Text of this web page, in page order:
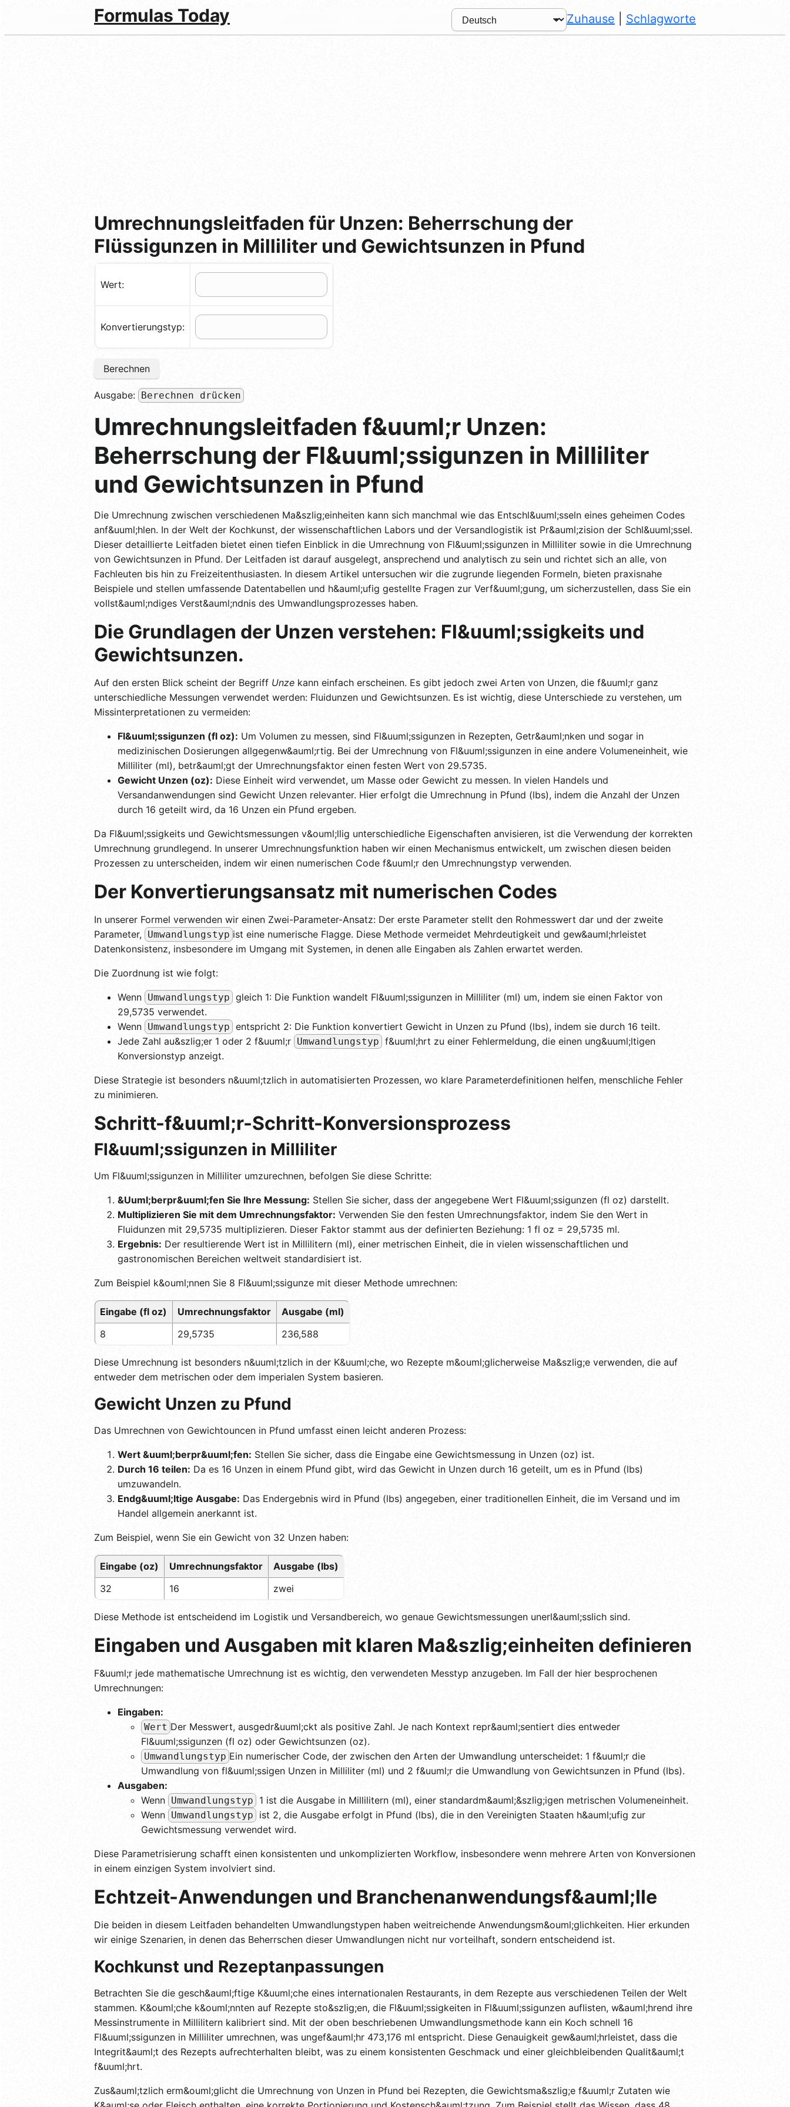
Formulas Today Zuhause Schlagworte
Umrechnungsleitfaden für Unzen: Beherrschung der
Flüssigunzen in Milliliter und Gewichtsunzen in Pfund
Wert:
Konvertierungstyp:
Berechnen
Ausgabe: Berechnen drücken
Umrechnungsleitfaden f&uuml;r Unzen:
Beherrschung der Fl&uuml;ssigunzen in Milliliter
und Gewichtsunzen in Pfund
Die Umrechnung zwischen verschiedenen Ma&szlig;einheiten kann sich manchmal wie das Entschl&uuml;sseln eines geheimen Codes
anf&uuml;hlen. In der Welt der Kochkunst, der wissenschaftlichen Labors und der Versandlogistik ist Pr&auml;zision der Schl&uuml;ssel.
Dieser detaillierte Leitfaden bietet einen tiefen Einblick in die Umrechnung von Fl&uuml;ssigunzen in Milliliter sowie in die Umrechnung
von Gewichtsunzen in Pfund. Der Leitfaden ist darauf ausgelegt, ansprechend und analytisch zu sein und richtet sich an alle, von
Fachleuten bis hin zu Freizeitenthusiasten. In diesem Artikel untersuchen wir die zugrunde liegenden Formeln, bieten praxisnahe
Beispiele und stellen umfassende Datentabellen und h&auml;ufig gestellte Fragen zur Verf&uuml;gung, um sicherzustellen, dass Sie ein
vollst&auml;ndiges Verst&auml;ndnis des Umwandlungsprozesses haben.
Die Grundlagen der Unzen verstehen: Fl&uuml;ssigkeits und
Gewichtsunzen.
Auf den ersten Blick scheint der Begriff Unze kann einfach erscheinen. Es gibt jedoch zwei Arten von Unzen, die f&uuml;r ganz
unterschiedliche Messungen verwendet werden: Fluidunzen und Gewichtsunzen. Es ist wichtig, diese Unterschiede zu verstehen, um
Missinterpretationen zu vermeiden:
Fl&uuml;ssigunzen (fl oz): Um Volumen zu messen, sind Fl&uuml;ssigunzen in Rezepten, Getr&auml;nken und sogar in
medizinischen Dosierungen allgegenw&auml;rtig. Bei der Umrechnung von Fl&uuml;ssigunzen in eine andere Volumeneinheit, wie
Milliliter (ml), betr&auml;gt der Umrechnungsfaktor einen festen Wert von 29.5735.
Gewicht Unzen (oz): Diese Einheit wird verwendet, um Masse oder Gewicht zu messen. In vielen Handels und
Versandanwendungen sind Gewicht Unzen relevanter. Hier erfolgt die Umrechnung in Pfund (lbs), indem die Anzahl der Unzen
durch 16 geteilt wird, da 16 Unzen ein Pfund ergeben.
Da Fl&uuml;ssigkeits und Gewichtsmessungen v&ouml;llig unterschiedliche Eigenschaften anvisieren, ist die Verwendung der korrekten
Umrechnung grundlegend. In unserer Umrechnungsfunktion haben wir einen Mechanismus entwickelt, um zwischen diesen beiden
Prozessen zu unterscheiden, indem wir einen numerischen Code f&uuml;r den Umrechnungstyp verwenden.
Der Konvertierungsansatz mit numerischen Codes
In unserer Formel verwenden wir einen Zwei-Parameter-Ansatz: Der erste Parameter stellt den Rohmesswert dar und der zweite
Parameter, Umwandlungstyp ist eine numerische Flagge. Diese Methode vermeidet Mehrdeutigkeit und gew&auml;hrleistet
Datenkonsistenz, insbesondere im Umgang mit Systemen, in denen alle Eingaben als Zahlen erwartet werden.
Die Zuordnung ist wie folgt:
Wenn Umwandlungstyp gleich 1: Die Funktion wandelt Fl&uuml;ssigunzen in Milliliter (ml) um, indem sie einen Faktor von
29,5735 verwendet.
Wenn Umwandlungstyp entspricht 2: Die Funktion konvertiert Gewicht in Unzen zu Pfund (lbs), indem sie durch 16 teilt.
Jede Zahl au&szlig;er 1 oder 2 f&uuml;r Umwandlungstyp f&uuml;hrt zu einer Fehlermeldung, die einen ung&uuml;ltigen
Konversionstyp anzeigt.
Diese Strategie ist besonders n&uuml;tzlich in automatisierten Prozessen, wo klare Parameterdefinitionen helfen, menschliche Fehler
zu minimieren.
Schritt-f&uuml;r-Schritt-Konversionsprozess
Fl&uuml;ssigunzen in Milliliter
Um Fl&uuml;ssigunzen in Milliliter umzurechnen, befolgen Sie diese Schritte:
&Uuml;berpr&uuml;fen Sie Ihre Messung: Stellen Sie sicher, dass der angegebene Wert Fl&uuml;ssigunzen (fl oz) darstellt.
Multiplizieren Sie mit dem Umrechnungsfaktor: Verwenden Sie den festen Umrechnungsfaktor, indem Sie den Wert in
Fluidunzen mit 29,5735 multiplizieren. Dieser Faktor stammt aus der definierten Beziehung: 1 fl oz = 29,5735 ml.
Ergebnis: Der resultierende Wert ist in Millilitern (ml), einer metrischen Einheit, die in vielen wissenschaftlichen und
gastronomischen Bereichen weltweit standardisiert ist.
Zum Beispiel k&ouml;nnen Sie 8 Fl&uuml;ssigunze mit dieser Methode umrechnen:
Eingabe (fl oz) Umrechnungsfaktor
Ausgabe (ml)
8
29,5735 236,588
Diese Umrechnung ist besonders n&uuml;tzlich in der K&uuml;che, wo Rezepte m&ouml;glicherweise Ma&szlig;e verwenden, die auf
entweder dem metrischen oder dem imperialen System basieren.
Gewicht Unzen zu Pfund
Das Umrechnen von Gewichtouncen in Pfund umfasst einen leicht anderen Prozess:
Wert &uuml;berpr&uuml;fen: Stellen Sie sicher, dass die Eingabe eine Gewichtsmessung in Unzen (oz) ist.
Durch 16 teilen: Da es 16 Unzen in einem Pfund gibt, wird das Gewicht in Unzen durch 16 geteilt, um es in Pfund (lbs)
umzuwandeln.
Endg&uuml;ltige Ausgabe: Das Endergebnis wird in Pfund (lbs) angegeben, einer traditionellen Einheit, die im Versand und im
Handel allgemein anerkannt ist.
Zum Beispiel, wenn Sie ein Gewicht von 32 Unzen haben:
Eingabe (oz) Umrechnungsfaktor
Ausgabe (lbs)
32
16 zwei
Diese Methode ist entscheidend im Logistik und Versandbereich, wo genaue Gewichtsmessungen unerl&auml;sslich sind.
Eingaben und Ausgaben mit klaren Ma&szlig;einheiten definieren
F&uuml;r jede mathematische Umrechnung ist es wichtig, den verwendeten Messtyp anzugeben. Im Fall der hier besprochenen
Umrechnungen:
Eingaben:
Wert Der Messwert, ausgedr&uuml;ckt als positive Zahl. Je nach Kontext repr&auml;sentiert dies entweder
Fl&uuml;ssigunzen (fl oz) oder Gewichtsunzen (oz).
Umwandlungstyp Ein numerischer Code, der zwischen den Arten der Umwandlung unterscheidet: 1 f&uuml;r die
Umwandlung von fl&uuml;ssigen Unzen in Milliliter (ml) und 2 f&uuml;r die Umwandlung von Gewichtsunzen in Pfund (lbs).
Ausgaben:
Wenn Umwandlungstyp
1 ist die Ausgabe in Millilitern (ml), einer standardm&auml;&szlig;igen metrischen Volumeneinheit.
Wenn Umwandlungstyp
ist 2, die Ausgabe erfolgt in Pfund (lbs), die in den Vereinigten Staaten h&auml;ufig zur
Gewichtsmessung verwendet wird.
Diese Parametrisierung schafft einen konsistenten und unkomplizierten Workflow, insbesondere wenn mehrere Arten von Konversionen
in einem einzigen System involviert sind.
Echtzeit-Anwendungen und Branchenanwendungsf&auml;lle
Die beiden in diesem Leitfaden behandelten Umwandlungstypen haben weitreichende Anwendungsm&ouml;glichkeiten. Hier erkunden
wir einige Szenarien, in denen das Beherrschen dieser Umwandlungen nicht nur vorteilhaft, sondern entscheidend ist.
Kochkunst und Rezeptanpassungen
Betrachten Sie die gesch&auml;ftige K&uuml;che eines internationalen Restaurants, in dem Rezepte aus verschiedenen Teilen der Welt
stammen. K&ouml;che k&ouml;nnten auf Rezepte sto&szlig;en, die Fl&uuml;ssigkeiten in Fl&uuml;ssigunzen auflisten, w&auml;hrend ihre
Messinstrumente in Millilitern kalibriert sind. Mit der oben beschriebenen Umwandlungsmethode kann ein Koch schnell 16
Fl&uuml;ssigunzen in Milliliter umrechnen, was ungef&auml;hr 473,176 ml entspricht. Diese Genauigkeit gew&auml;hrleistet, dass die
Integrit&auml;t des Rezepts aufrechterhalten bleibt, was zu einem konsistenten Geschmack und einer gleichbleibenden Qualit&auml;t
f&uuml;hrt.
Zus&auml;tzlich erm&ouml;glicht die Umrechnung von Unzen in Pfund bei Rezepten, die Gewichtsma&szlig;e f&uuml;r Zutaten wie